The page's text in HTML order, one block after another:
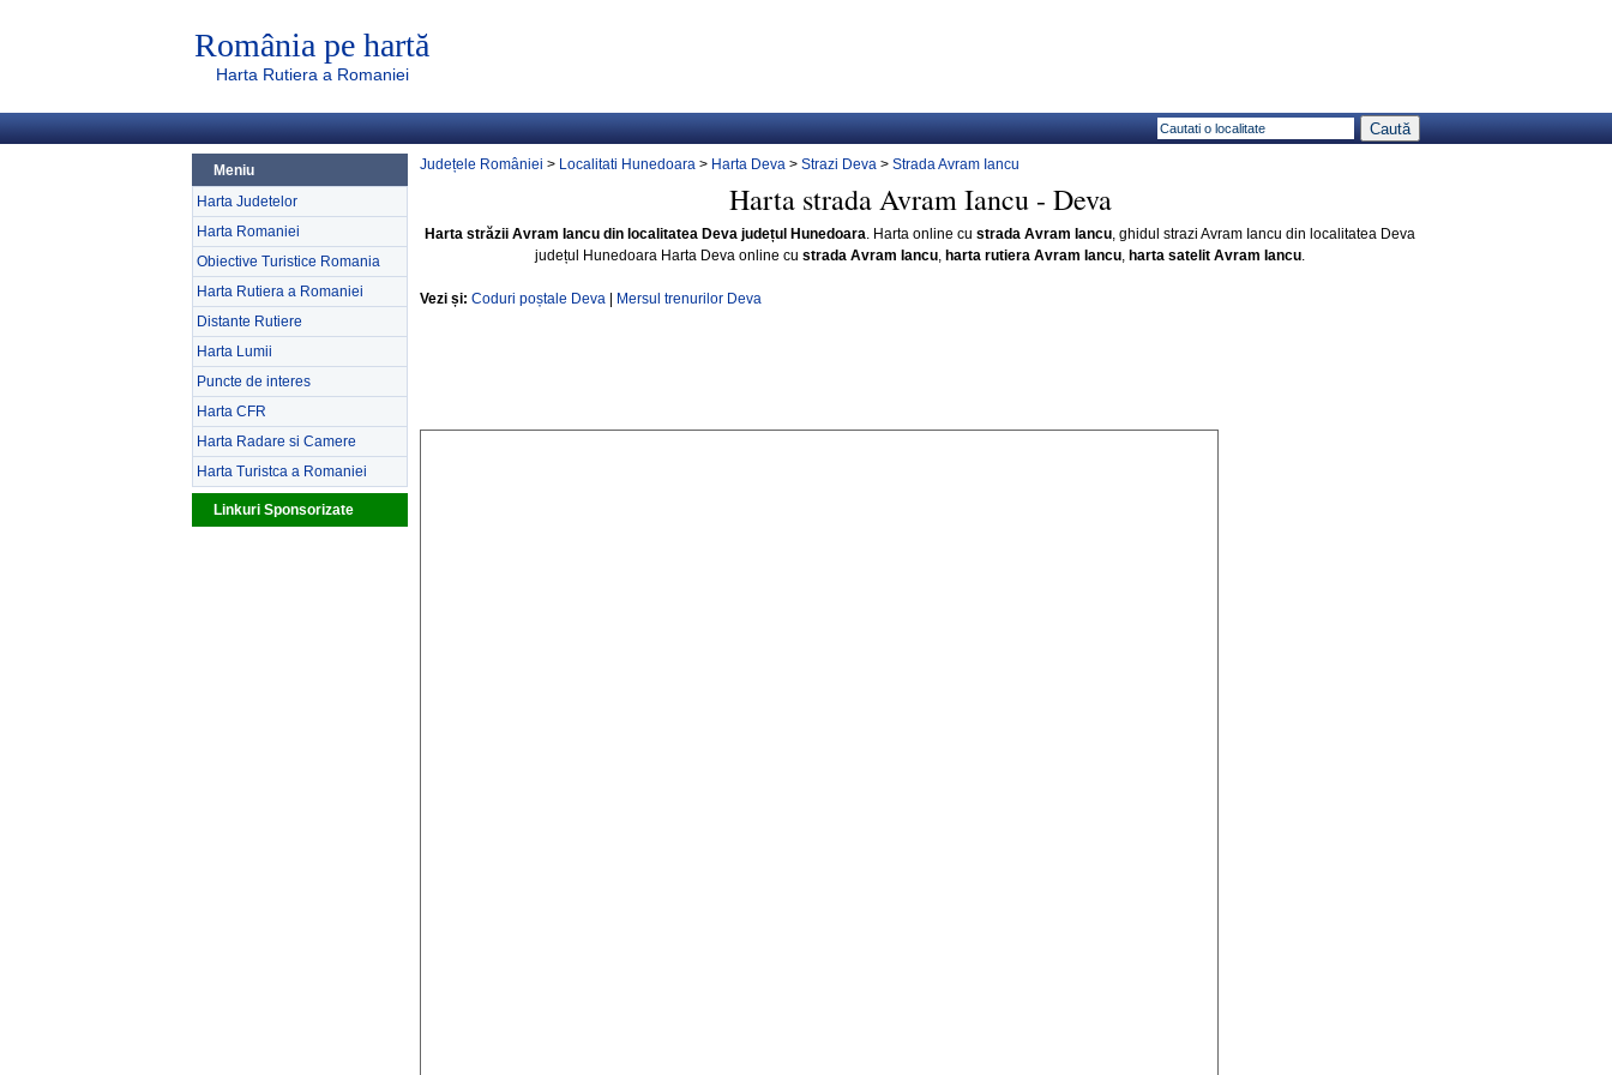
România pe hartă
Harta Rutiera a Romaniei
Meniu
Harta Judetelor
Harta Romaniei
Obiective Turistice Romania
Harta Rutiera a Romaniei
Distante Rutiere
Harta Lumii
Puncte de interes
Harta CFR
Harta Radare si Camere
Harta Turistca a Romaniei
Linkuri Sponsorizate
Județele României > Localitati Hunedoara > Harta Deva > Strazi Deva > Strada Avram Iancu
Harta strada Avram Iancu - Deva
Harta străzii Avram Iancu din localitatea Deva județul Hunedoara. Harta online cu strada Avram Iancu, ghidul strazi Avram Iancu din localitatea Deva
județul Hunedoara Harta Deva online cu strada Avram Iancu, harta rutiera Avram Iancu, harta satelit Avram Iancu.
Vezi și: Coduri poștale Deva Mersul trenurilor Deva